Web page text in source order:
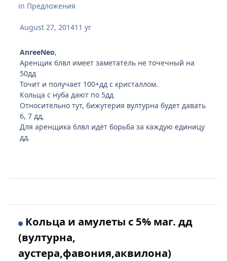
in Предложения
August 27, 201411 yr
AnreeNeo,
Аренщик 6лвл имеет заметатель не точечный на
50дд
Точит и получает 100+дд с кристаллом.
Кольца с нуба дают по 5дд
Относительно тут, бижутерия вултурна будет давать
6, 7 дд,
Для аренщика 6лвл идёт борьба за каждую единицу
дд.
Кольца и амулеты с 5% маг. дд
(вултурна,
аустера,фавония,аквилона)